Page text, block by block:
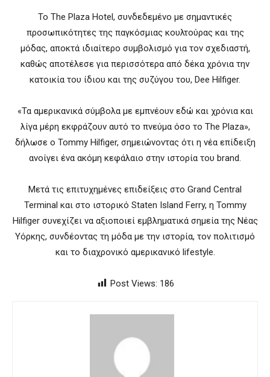
Το The Plaza Hotel, συνδεδεμένο με σημαντικές
προσωπικότητες της παγκόσμιας κουλτούρας και της
μόδας, αποκτά ιδιαίτερο συμβολισμό για τον σχεδιαστή,
καθώς αποτέλεσε για περισσότερα από δέκα χρόνια την
κατοικία του ίδιου και της συζύγου του, Dee Hilfiger.
«Τα αμερικανικά σύμβολα με εμπνέουν εδώ και χρόνια και
λίγα μέρη εκφράζουν αυτό το πνεύμα όσο το The Plaza»,
δήλωσε ο Tommy Hilfiger, σημειώνοντας ότι η νέα επίδειξη
ανοίγει ένα ακόμη κεφάλαιο στην ιστορία του brand.
Μετά τις επιτυχημένες επιδείξεις στο Grand Central
Terminal και στο ιστορικό Staten Island Ferry, η Tommy
Hilfiger συνεχίζει να αξιοποιεί εμβληματικά σημεία της Νέας
Υόρκης, συνδέοντας τη μόδα με την ιστορία, τον πολιτισμό
και το διαχρονικό αμερικανικό lifestyle.
Post Views: 186